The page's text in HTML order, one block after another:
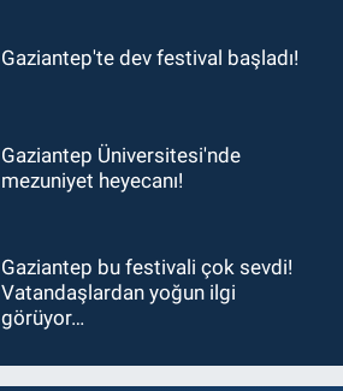
Gaziantep'te dev festival başladı!
Gaziantep Üniversitesi'nde
mezuniyet heyecanı!
Gaziantep bu festivali çok sevdi!
Vatandaşlardan yoğun ilgi
görüyor…